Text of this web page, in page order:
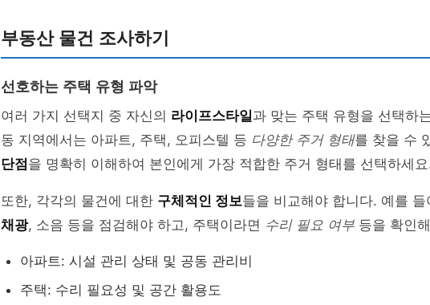
부동산 물건 조사하기
선호하는 주택 유형 파악
여러 가지 선택지 중 자신의 라이프스타일과 맞는 주택 유형을 선택하
동 지역에서는 아파트, 주택, 오피스텔 등 다양한 주거 형태를 찾을 수
단점을 명확히 이해하여 본인에게 가장 적합한 주거 형태를 선택하세
또한, 각각의 물건에 대한 구체적인 정보들을 비교해야 합니다. 예를 들
채광, 소음 등을 점검해야 하고, 주택이라면 수리 필요 여부 등을 확인
아파트: 시설 관리 상태 및 공동 관리비
주택: 수리 필요성 및 공간 활용도